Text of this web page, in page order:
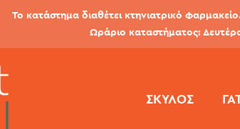
Το κατάστημα διαθέτει κτηνιατρικό
Ωράριο καταστήματος:
ΣΚΎΛΟΣ